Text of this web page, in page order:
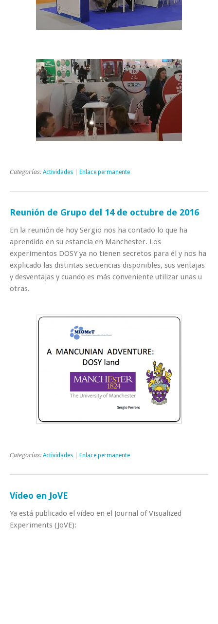
Categorías: Actividades Enlace permanente
Reunión de Grupo del 14 de octubre de 2016
En la reunión de hoy Sergio nos ha contado lo que ha
aprendido en su estancia en Manchester. Los
experimentos DOSY ya no tienen secretos para él y nos ha
explicado las distintas secuencias disponibles, sus ventajas
y desventajas y cuando es más conveniente utilizar unas u
otras.
Categorías: Actividades Enlace permanente
Vídeo en JoVE
Ya está publicado el vídeo en el Journal of Visualized
Experiments (JoVE):